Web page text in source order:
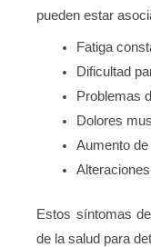
pueden estar
Fatiga
Dificultad
Problemas
Dolores
Aumento
Estos síntomas
de la salud para